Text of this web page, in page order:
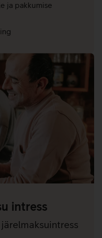
ja pakkumise
intress